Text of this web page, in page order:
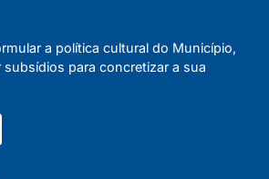
a política cultural do Município,
para concretizar a sua